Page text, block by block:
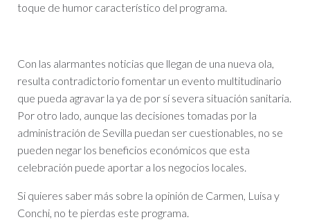
toque de humor característico del programa.
Con las alarmantes noticias que llegan de una nueva ola,
resulta contradictorio fomentar un evento multitudinario
que pueda agravar la ya de por sí severa situación sanitaria.
Por otro lado, aunque las decisiones tomadas por la
administración de Sevilla puedan ser cuestionables, no se
pueden negar los beneficios económicos que esta
celebración puede aportar a los negocios locales.
Si quieres saber más sobre la opinión de Carmen, Luisa y
Conchi, no te pierdas este programa.